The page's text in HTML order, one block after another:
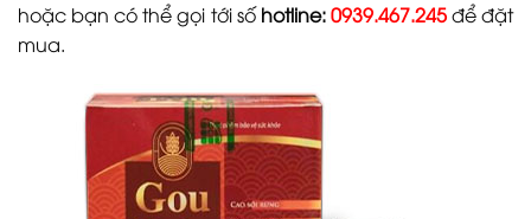
hoặc bạn có thể gọi tới sốhotline:0939.467.245để đặt
mua.